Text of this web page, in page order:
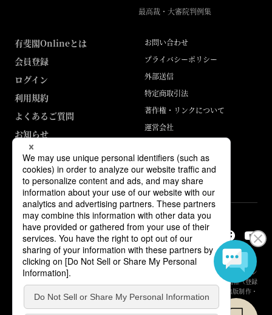
最高裁・大審院判例集
有斐閣Onlineとは
会員登録
ログイン
利用規約
よくあるご質問
お知らせ
お問い合わせ
プライバシーポリシー
外部送信
特定商取引法
著作権・リンクについて
運営会社
ABJマークは、この電子書店・電子書籍配信サービスが、著作権者からコン
テンツ使用許諾を得た正規版配信サービスであることを示す登録商標（登録
番号 第6091713号）です。詳しくは［ABJマーク］または［電子出版制作・
流通協議会］で検索してください。